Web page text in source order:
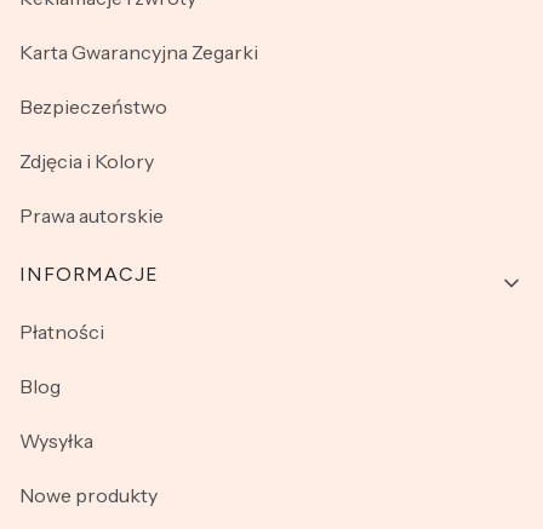
Karta Gwarancyjna Zegarki
Bezpieczeństwo
Zdjęcia i Kolory
Prawa autorskie
INFORMACJE
Płatności
Blog
Wysyłka
Nowe produkty